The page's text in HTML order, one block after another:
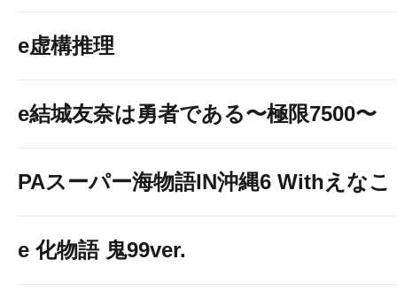
e虚構推理
e結城友奈は勇者である〜極限7500〜
PAスーパー海物語IN沖縄6 Withえなこ
e 化物語 鬼99ver.